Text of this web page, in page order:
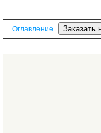
Оглавление